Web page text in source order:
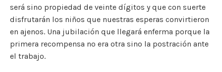
será sino propiedad de veinte dígitos y que con suerte
disfrutarán los niños que nuestras esperas convirtieron
en ajenos. Una jubilación que llegará enferma porque la
primera recompensa no era otra sino la postración ante
el trabajo.